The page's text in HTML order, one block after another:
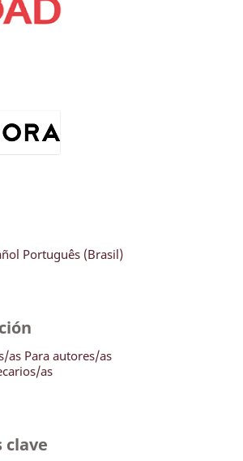
Português (Brasil)
as Para autores/as
as
clave